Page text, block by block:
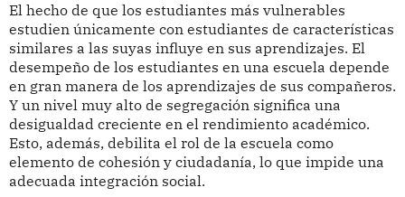
El hecho de que los estudiantes más vulnerables
estudien únicamente con estudiantes de características
similares a las suyas influye en sus aprendizajes. El
desempeño de los estudiantes en una escuela depende
en gran manera de los aprendizajes de sus compañeros.
Y un nivel muy alto de segregación significa una
desigualdad creciente en el rendimiento académico.
Esto, además, debilita el rol de la escuela como
elemento de cohesión y ciudadanía, lo que impide una
adecuada integración social.